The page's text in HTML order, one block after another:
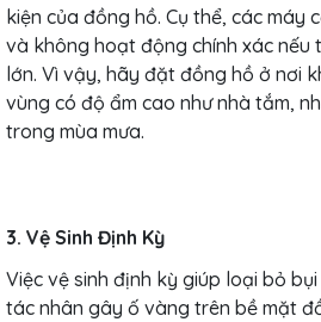
kiện của đồng hồ. Cụ thể, các máy
và không hoạt động chính xác nếu
lớn. Vì vậy, hãy đặt đồng hồ ở nơi
vùng có độ ẩm cao như nhà tắm,
trong mùa mưa.
3. Vệ Sinh Định Kỳ
Việc vệ sinh định kỳ giúp loại bỏ
tác nhân gây ố vàng trên bề mặt